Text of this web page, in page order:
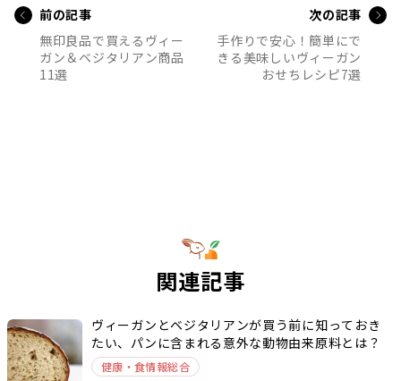
前の記事
無印良品で買えるヴィー
ガン＆ベジタリアン商品
11選
次の記事
手作りで安心！簡単にで
きる美味しいヴィーガン
おせちレシピ7選
関連記事
ヴィーガンとベジタリアンが買う前に知っておき
たい、パンに含まれる意外な動物由来原料とは？
健康・食情報総合